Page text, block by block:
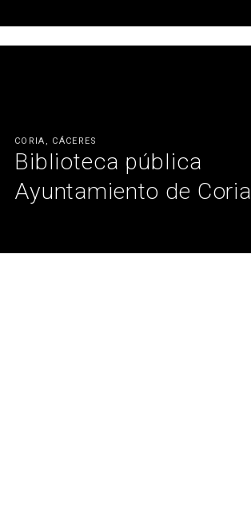
CORIA, CÁCERES
Biblioteca pública
Ayuntamiento de Coria